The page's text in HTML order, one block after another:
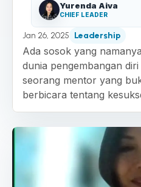
Yurenda Aiva
CHIEF LEADER
Jan 26, 2025 Leadership
Ada sosok yang
dunia pengembangan
seorang mentor yang
berbicara tentang